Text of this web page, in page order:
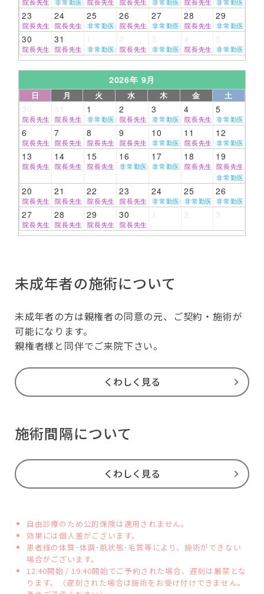
23 24 25 26 27 28 29
院長先生 院長先生 非常勤医師院長先生 非常勤医師院長先生 非常勤医師
30 31
院長先生 院長先生 非常勤医師院長先生 非常勤医師院長先生 非常勤医師
2026年 9月
日 月 火 水 木 金 土
1 2 3 4 5
院長先生 院長先生 非常勤医師院長先生 非常勤医師院長先生 非常勤医師
6 7 8 9 10 11 12
院長先生 院長先生 院長先生 院長先生 非常勤医師院長先生 非常勤医師
13 14 15 16 17 18 19
院長先生 院長先生 院長先生 非常勤医師非常勤医師院長先生 院長先生
非常勤医師
20 21 22 23 24 25 26
院長先生 院長先生 院長先生 院長先生 非常勤医師非常勤医師非常勤医師
27 28 29 30
院長先生 院長先生 院長先生 院長先生
未成年者の施術について
未成年者の方は親権者の同意の元、ご契約・施術が
可能になります。
親権者様と同伴でご来院下さい。
くわしく見る
施術間隔について
くわしく見る
自由診療のため公的保険は適用されません。
効果には個人差がございます。
患者様の体質･体調･肌状態･毛質等により、施術ができない
場合がございます。
12:40開始 / 19:40開始でご予約された場合、遅刻は厳禁とな
ります。（遅刻された場合は施術をお受け付けできません。